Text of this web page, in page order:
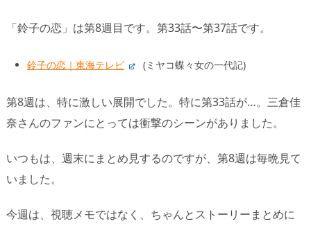
「鈴子の恋」は第8週目です。第33話〜第37話です。
鈴子の恋｜東海テレビ (ミヤコ蝶々女の一代記)
第8週は、特に激しい展開でした。特に第33話が…。三倉佳
奈さんのファンにとっては衝撃のシーンがありました。
いつもは、週末にまとめ見するのですが、第8週は毎晩見て
いました。
今週は、視聴メモではなく、ちゃんとストーリーまとめに